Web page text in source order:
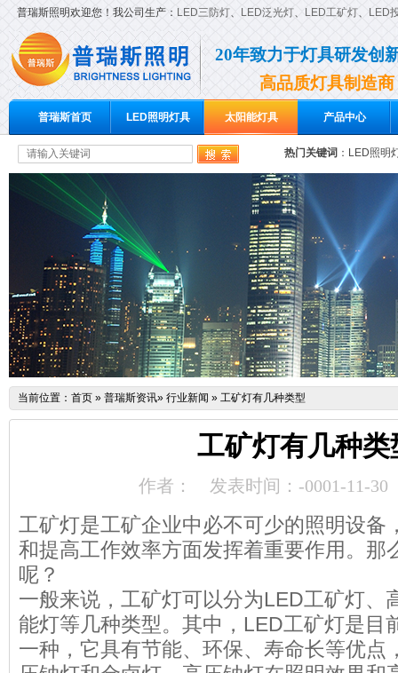
普瑞斯照明欢迎您！我公司生产： LED三防灯、 LED泛光灯、 LED工矿灯、 LED
20年致力于灯具研发创
高品质灯具制造商
普瑞斯首页 LED照明灯具 太阳能灯具 产品中心
热门关键词 ： LED照明
当前位置： 首页 » 普瑞斯资讯» 行业新闻 » 工矿灯有几种类型
工矿灯有几种类
作者： 发表时间：-0001-11-30
工矿灯是工矿企业中必不可少的照明设备
和提高工作效率方面发挥着重要作用。那
呢？
一般来说，工矿灯可以分为LED工矿灯、
能灯等几种类型。其中，LED工矿灯是目
一种，它具有节能、环保、寿命长等优点